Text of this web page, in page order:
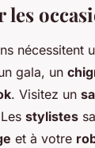
nécessitent
gala, un
. Visitez un
stylistes
et à votre